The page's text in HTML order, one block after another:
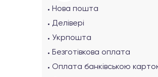
Нова пошта
Делівері
Укрпошта
Безготівкова оплата
Оплата банківською